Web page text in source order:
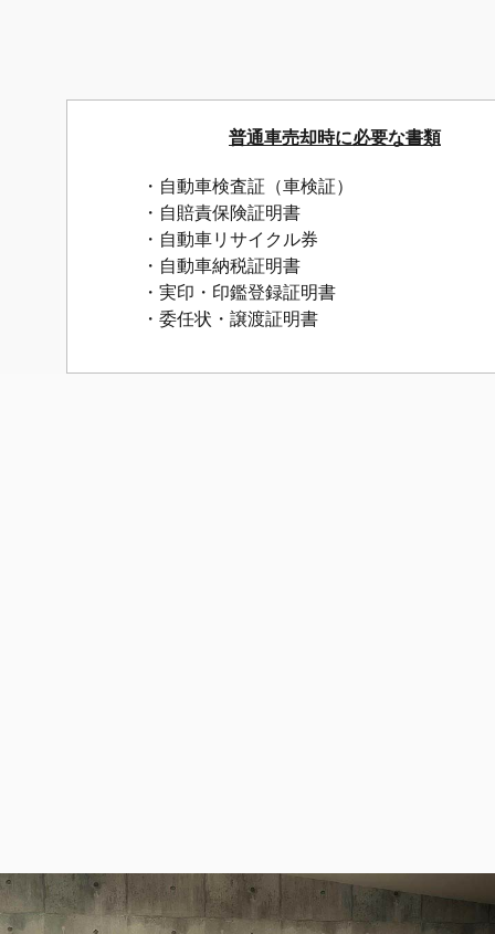
普通車売却時に必要な書類
・自動車検査証（車検証）
・自賠責保険証明書
・自動車リサイクル券
・自動車納税証明書
・実印・印鑑登録証明書
・委任状・譲渡証明書